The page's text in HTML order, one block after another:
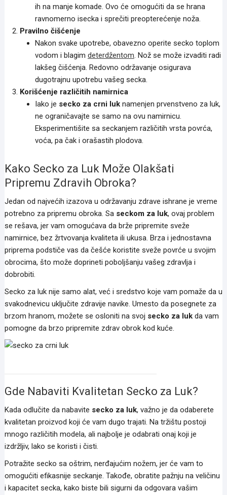
ih na manje komade. Ovo će omogućiti da se hrana
ravnomerno isecka i sprečiti preopterećenje noža.
Pravilno čišćenje
Nakon svake upotrebe, obavezno operite secko toplom
vodom i blagim deterdžentom. Nož se može izvaditi radi
lakšeg čišćenja. Redovno održavanje osigurava
dugotrajnu upotrebu vašeg secka.
Korišćenje različitih namirnica
Iako je secko za crni luknamenjen prvenstveno za luk,
ne ograničavajte se samo na ovu namirnicu.
Eksperimentišite sa seckanjem različitih vrsta povrća,
voća, pa čak i orašastih plodova.
Kako Secko za Luk Može Olakšati
Pripremu Zdravih Obroka?
Jedan od najvećih izazova u održavanju zdrave ishrane je vreme
potrebno za pripremu obroka. Sa seckom za luk, ovaj problem
se rešava, jer vam omogućava da brže pripremite sveže
namirnice, bez žrtvovanja kvaliteta ili ukusa. Brza i jednostavna
priprema podstiče vas da češće koristite sveže povrće u svojim
obrocima, što može doprineti poboljšanju vašeg zdravlja i
dobrobiti.
Secko za luk nije samo alat, već i sredstvo koje vam pomaže da u
svakodnevicu uključite zdravije navike. Umesto da posegnete za
brzom hranom, možete se osloniti na svoj secko za lukda vam
pomogne da brzo pripremite zdrav obrok kod kuće.
Gde Nabaviti Kvalitetan Secko za Luk?
Kada odlučite da nabavite secko za luk, važno je da odaberete
kvalitetan proizvod koji će vam dugo trajati. Na tržištu postoji
mnogo različitih modela, ali najbolje je odabrati onaj koji je
izdržljiv, lako se koristi i čisti.
Potražite secko sa oštrim, nerđajućim nožem, jer će vam to
omogućiti efikasnije seckanje. Takođe, obratite pažnju na veličinu
i kapacitet secka, kako biste bili sigurni da odgovara vašim